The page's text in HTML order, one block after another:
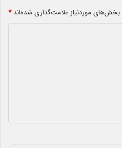
بخش‌های موردنیاز علامت‌گذاری شده‌اند*